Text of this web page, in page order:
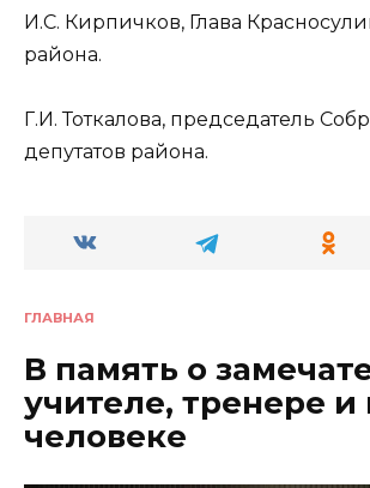
И.С. Кирпичков, Глава
района.
Г.И. Тоткалова, председатель
депутатов района.
ГЛАВНАЯ
В память о
учителе, тренере и
человеке